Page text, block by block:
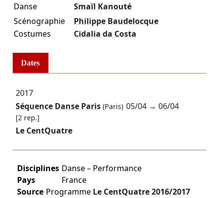
Danse
Smaïl Kanouté
Scénographie
Philippe Baudelocque
Costumes
Cidalia da Costa
Dates
2017
Séquence Danse Paris(Paris) 05/04 →06/04
[2 rep.]
Le CentQuatre
Disciplines Danse – Performance
Pays
France
Source Programme Le CentQuatre2016/2017